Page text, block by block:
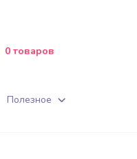
0 товаров
Полезное